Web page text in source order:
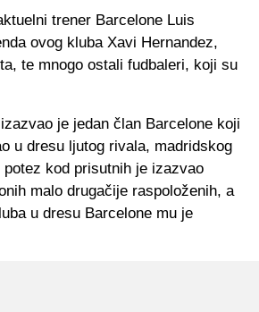
trener Barcelone Luis
ovog kluba Xavi Hernandez,
te mnogo ostali fudbaleri, koji su
je jedan član Barcelone koji
u dresu ljutog rivala, madridskog
kod prisutnih je izazvao
malo drugačije raspoloženih, a
u dresu Barcelone mu je